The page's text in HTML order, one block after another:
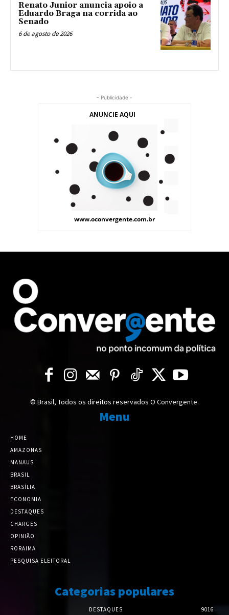
Renato Junior anuncia apoio a
Eduardo Braga na corrida ao
Senado
6 de agosto de 2026
- Publicidade -
© Brasil, Todos os direitos reservados O Convergente.
Menu
HOME
AMAZONAS
MANAUS
BRASIL
BRASÍLIA
ECONOMIA
DESTAQUES
CHARGES
OPINIÃO
RORAIMA
PESQUISA ELEITORAL
Categorias populares
DESTAQUES 9016